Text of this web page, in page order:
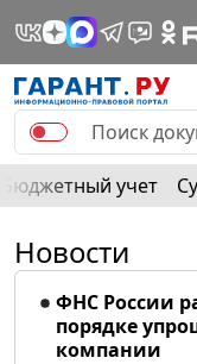
Бюджетный учет
Новости
ФНС России
порядке
компании